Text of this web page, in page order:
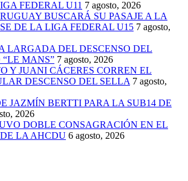
FEDERAL U11 7 agosto, 2026
BUSCARÁ SU PASAJE A LA
DE LA LIGA FEDERAL U15 7 agosto,
LARGADA DEL DESCENSO DEL
“LE MANS” 7 agosto, 2026
Y JUANI CÁCERES CORREN EL
DESCENSO DEL SELLA 7 agosto,
JAZMÍN BERTTI PARA LA SUB14 DE
2026
DOBLE CONSAGRACIÓN EN EL
LA AHCDU 6 agosto, 2026